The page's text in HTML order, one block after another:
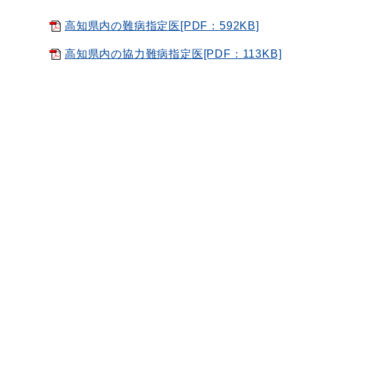
高知県内の難病指定医[PDF：592KB]
高知県内の協力難病指定医[PDF：113KB]